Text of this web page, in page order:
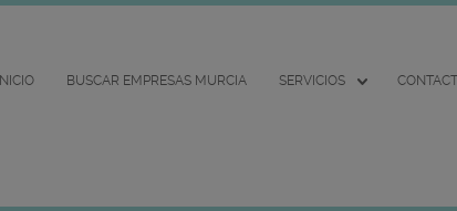
INICIO BUSCAR EMPRESAS MURCIA SERVICIOS